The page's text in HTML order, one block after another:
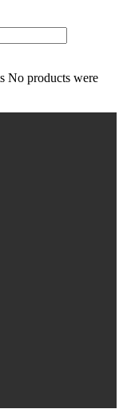
No products were